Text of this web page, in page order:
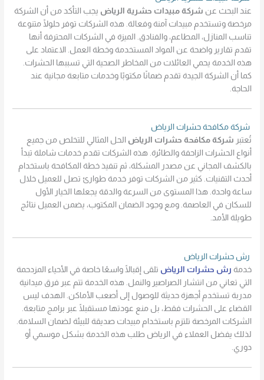
عند البحث عن شركة مبيدات حشرية الرياض يجب التأكد من أن الشركة
مرخصة وتستخدم مبيدات آمنة وفعالة. هذه الشركات توفر حلولًا متنوعة
تناسب المنازل، المطاعم، والفنادق. الميزة في الشركات المحترفة أنها
تقدم تقارير واضحة عن المواد المستخدمة وخطة العمل. الاعتماد على
هذه الخدمة يحمي العائلات من المخاطر الصحية التي تسببها الحشرات.
كما أن الشركة الجيدة تقدم ضمانًا مكتوبًا وخدمات متابعة مجانية عند
الحاجة.
شركة مكافحة حشرات الرياض
تُعتبر شركة مكافحة حشرات الرياض الحل المثالي للتخلص من جميع
أنواع الحشرات الزاحفة والطائرة. هذه الشركات تقدم خدمات شاملة تبدأ
بالكشف المجاني عن مصدر المشكلة، ثم تنفيذ خطة المكافحة باستخدام
أحدث التقنيات. كثير من الشركات توفر خدمة طوارئ تصل للعميل خلال
ساعة واحدة. هذا المستوى من السرعة والدقة يجعلها الخيار الأول
للسكان في العاصمة. ومع وجود الضمان المكتوب، يضمن العميل نتائج
طويلة الأمد.
رش حشرات الرياض
خدمة رش حشرات الرياض تلقى إقبالًا واسعًا خاصة في الأحياء المزدحمة
التي تعاني من انتشار الصراصير والنمل. هذه الخدمة تتم عبر فرق ميدانية
مدربة تستخدم أجهزة حديثة للوصول إلى أصعب الأماكن. الهدف ليس
القضاء على الحشرات فقط، بل منع عودتها مستقبلًا عبر برامج متابعة.
الشركات المرخصة تلتزم باستخدام مبيدات صديقة للبيئة لضمان السلامة.
لذلك يفضل العملاء في الرياض طلب هذه الخدمة بشكل موسمي أو
دوري.